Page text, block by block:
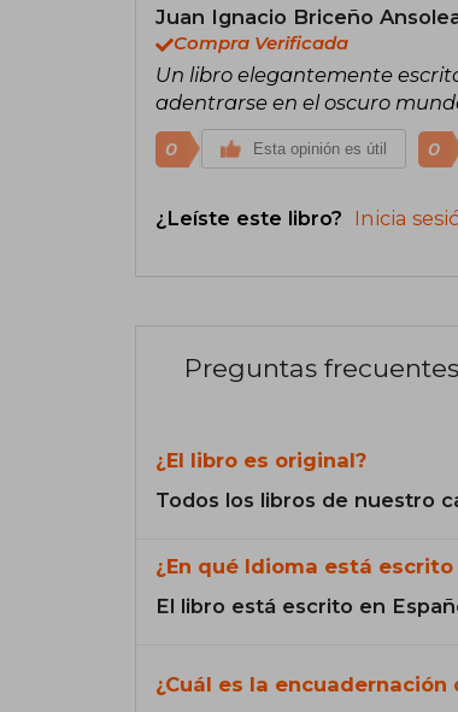
Juan Ignacio Briceño
Compra Verificada
Un libro elegantemente
adentrarse en el oscuro
0 Esta opinión es útil 0
¿Leíste este libro? Inicia
Preguntas
¿El libro es original?
Todos los libros de nuestro
¿En qué Idioma está escrito
El libro está escrito en
¿Cuál es la encuadernación